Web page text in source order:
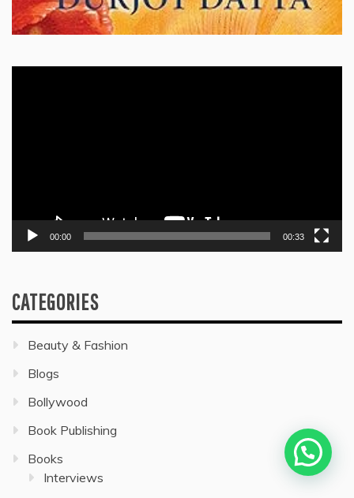
00:00 00:33
CATEGORIES
Beauty & Fashion
Blogs
Bollywood
Book Publishing
Books
Interviews